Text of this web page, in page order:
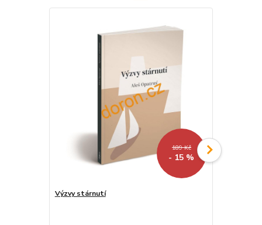
189 Kč
- 15 %
Výzvy stárnutí